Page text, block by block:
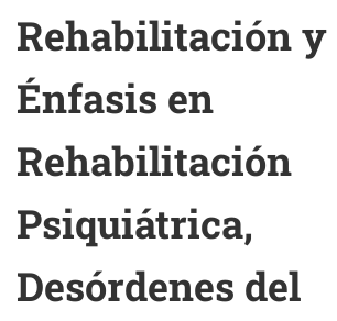
Rehabilitación y
Énfasis en
Rehabilitación
Psiquiátrica,
Desórdenes del